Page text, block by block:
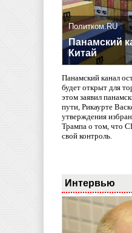
Политком.RU
Панамский
Китай
Панамский канал
будет открыт для
этом заявил
пути, Рикаурте
утверждения
Трампа о том, что
свой контроль.
Интервью